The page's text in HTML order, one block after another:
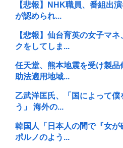
【悲報】NHK職員、番組出
が認められ...
【悲報】仙台育英の女子マ
クをしてしま...
任天堂、熊本地震を受け製
助法適用地域...
乙武洋匡氏、「国によって
う」 海外の...
韓国人「日本人の間で『女
ポルノのよう...